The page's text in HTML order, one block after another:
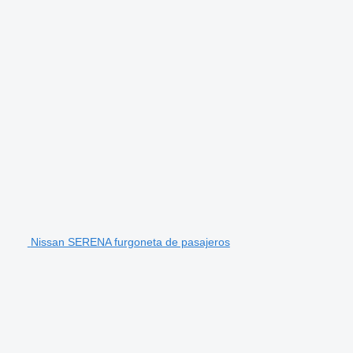
Nissan SERENA furgoneta de pasajeros